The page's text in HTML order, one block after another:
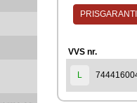
Nil-stopventil
VVS nr.
L